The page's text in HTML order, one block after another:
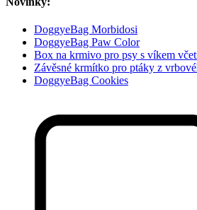
DoggyeBag Morbidosi
DoggyeBag Paw Color
Box na krmivo pro psy s víkem
Závěsné krmítko pro ptáky z
DoggyeBag Cookies